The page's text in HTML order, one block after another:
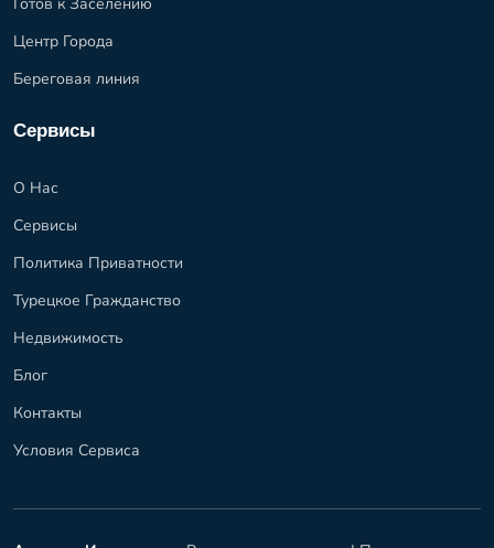
Готов к Заселению
Центр Города
Береговая линия
Сервисы
О Нас
Сервисы
Политика Приватности
Турецкое Гражданство
Недвижимость
Блог
Контакты
Условия Сервиса